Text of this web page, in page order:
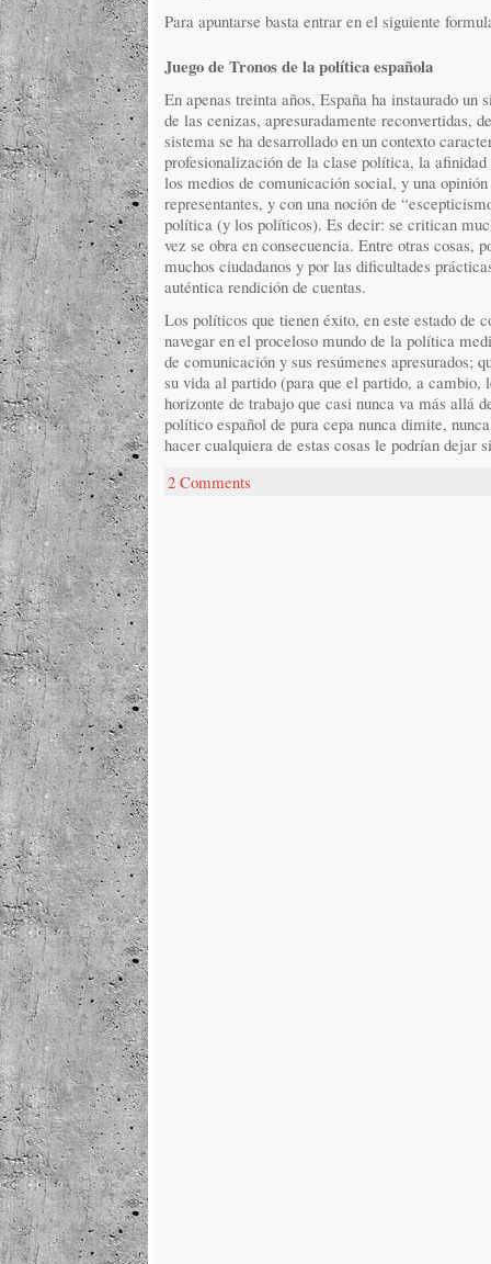
Para apuntarse basta entrar en el siguiente
Juego de Tronos de la política española
En apenas treinta años, España ha instaurado un
de las cenizas, apresuradamente reconvertidas,
sistema se ha desarrollado en un contexto
profesionalización de la clase política, la
los medios de comunicación social, y una
representantes, y con una noción de
política (y los políticos). Es decir: se critican
vez se obra en consecuencia. Entre otras cosas,
muchos ciudadanos y por las dificultades
auténtica rendición de cuentas.
Los políticos que tienen éxito, en este estado de
navegar en el proceloso mundo de la política
de comunicación y sus resúmenes apresurados;
su vida al partido (para que el partido, a cambio,
horizonte de trabajo que casi nunca va más allá
político español de pura cepa nunca dimite,
hacer cualquiera de estas cosas le podrían dejar
2 Comments